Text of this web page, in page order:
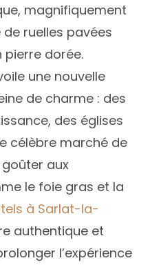
magnifiquement
ruelles pavées
pierre dorée.
une nouvelle
de charme : des
des églises
célèbre marché de
aux
le foie gras et la
à Sarlat-la-
authentique et
l’expérience